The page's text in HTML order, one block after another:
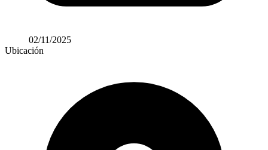
02/11/2025
Ubicación